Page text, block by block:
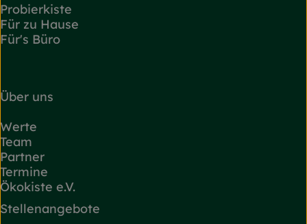
Probierkiste
Für zu Hause
Für's Büro
Über uns
Werte
Team
Partner
Termine
Ökokiste e.V.
Stellenangebote